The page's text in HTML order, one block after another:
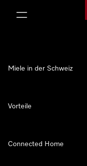
Miele in der Schweiz
Vorteile
Connected Home